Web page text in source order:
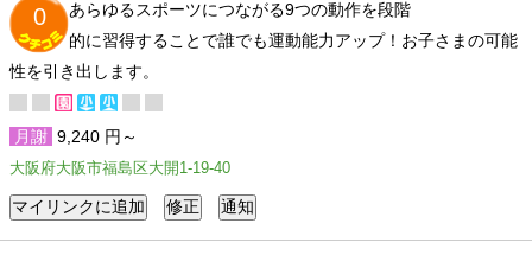
0
あらゆるスポーツにつながる9つの動作を段階
的に習得することで誰でも運動能力アップ！お子さまの可能
性を引き出します。
月謝 9,240 円～
大阪府大阪市福島区大開1-19-40